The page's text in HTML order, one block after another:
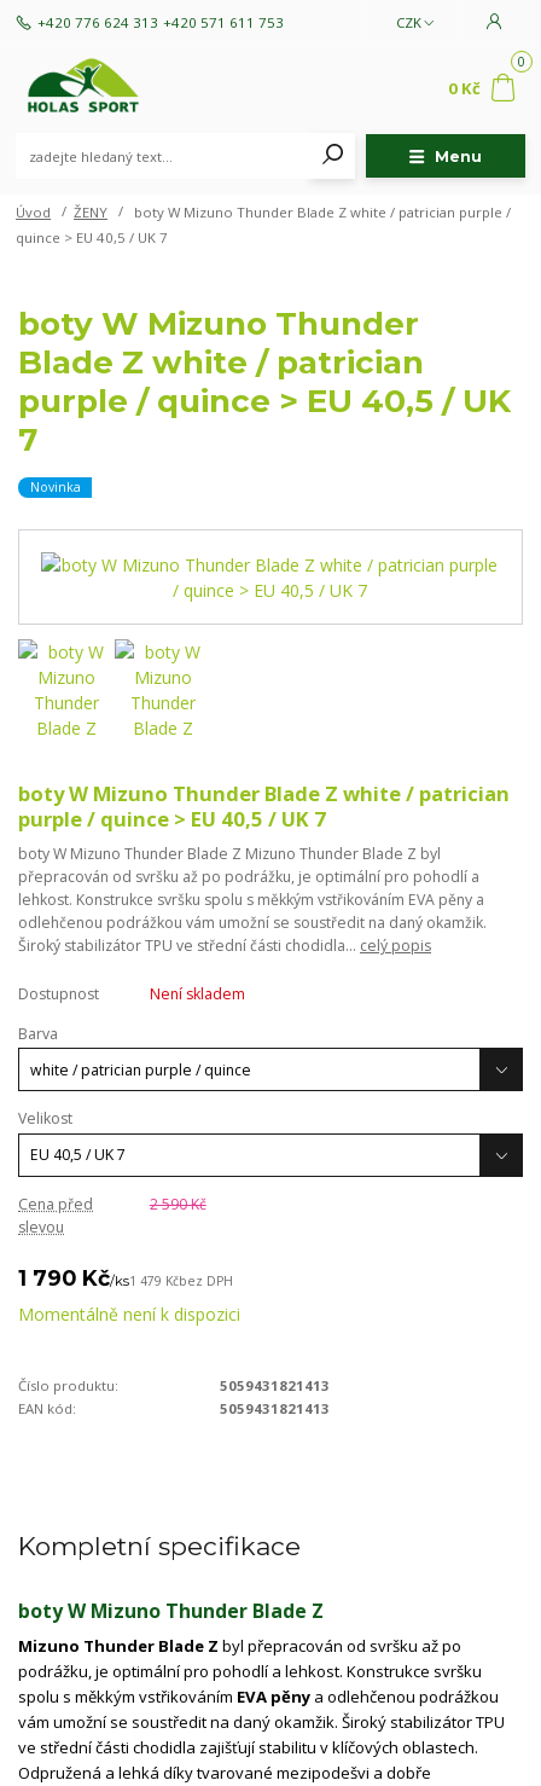
Menu
CZK
+420 776 624 313 +420 571 611 753
0
0 Kč
Úvod ŽENY
boty W Mizuno Thunder Blade Z white / patrician purple /
quince > EU 40,5 / UK 7
boty W Mizuno Thunder
Blade Z white / patrician
purple / quince > EU 40,5 / UK
7
Novinka
boty W Mizuno Thunder Blade Z white / patrician
purple / quince > EU 40,5 / UK 7
boty W Mizuno Thunder Blade Z Mizuno Thunder Blade Z byl
přepracován od svršku až po podrážku, je optimální pro pohodlí a
lehkost. Konstrukce svršku spolu s měkkým vstřikováním EVA pěny a
odlehčenou podrážkou vám umožní se soustředit na daný okamžik.
Široký stabilizátor TPU ve střední části chodidla... celý popis
Dostupnost
Není skladem
Barva
Velikost
Cena před
slevou
2 590 Kč
1 790 Kč/ks1 479 Kčbez DPH
Momentálně není k dispozici
Číslo produktu:
5059431821413
EAN kód:
5059431821413
Kompletní specifikace
boty W Mizuno Thunder Blade Z
Mizuno Thunder Blade Z byl přepracován od svršku až po
podrážku, je optimální pro pohodlí a lehkost. Konstrukce svršku
spolu s měkkým vstřikováním EVA pěny a odlehčenou podrážkou
vám umožní se soustředit na daný okamžik. Široký stabilizátor TPU
ve střední části chodidla zajišťují stabilitu v klíčových oblastech.
Odpružená a lehká díky tvarované mezipodešvi a dobře